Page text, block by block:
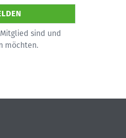
sind und
möchten.